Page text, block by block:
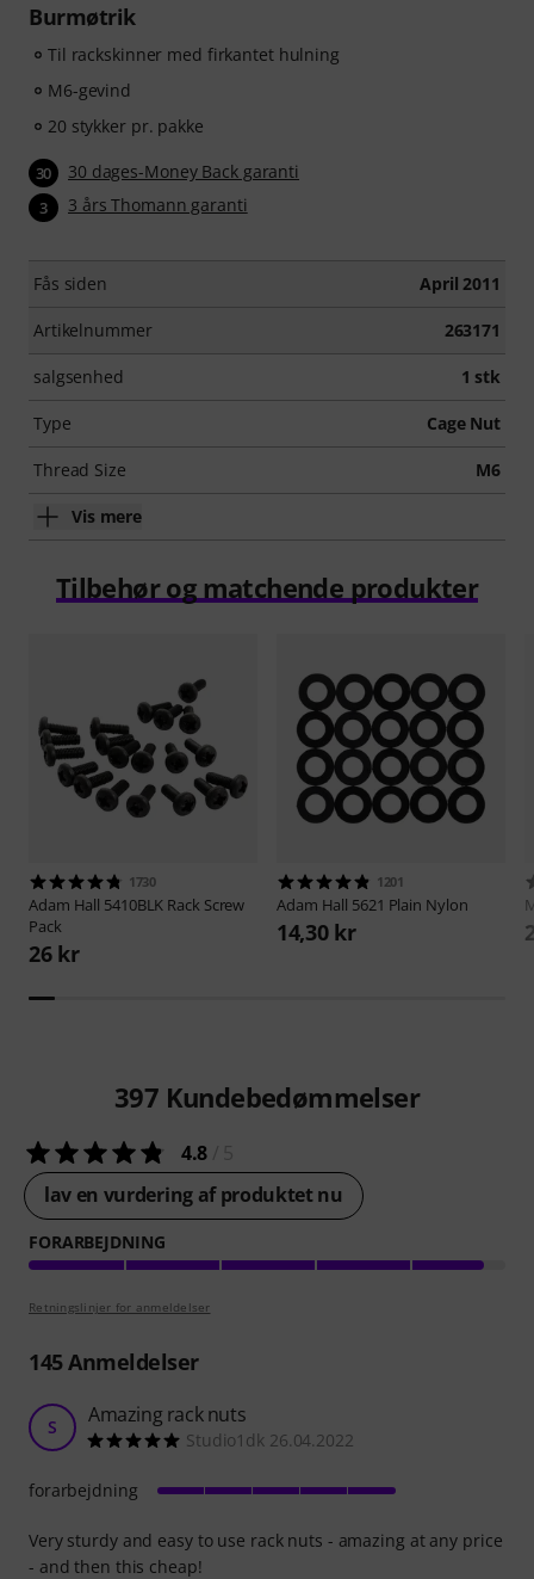
Burmøtrik
Til rackskinner med firkantet hulning
M6-gevind
20 stykker pr. pakke
30 30 dages-Money Back garanti
3 3 års Thomann garanti
Fås siden April 2011
Artikelnummer 263171
salgsenhed 1 stk
Type Cage Nut
Thread Size M6
Vis mere
Tilbehør og matchende produkter
1730
Adam Hall 5410BLK Rack Screw
Pack
26 kr
1201
Adam Hall 5621 Plain Nylon
14,30 kr
397 Kundebedømmelser
4.8
lav en vurdering af produktet nu
FORARBEJDNING
Retningslinjer for anmeldelser
145Anmeldelser
S Amazing rack nuts
Studio1dk 26.04.2022
Very sturdy and easy to use rack nuts - amazing at any price
- and then this cheap!
forarbejdning